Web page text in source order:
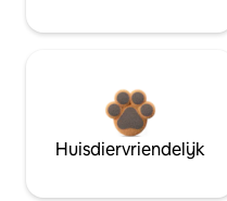
Huisdiervriendelijk